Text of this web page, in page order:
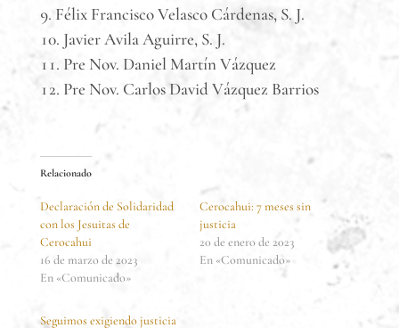
Félix Francisco Velasco Cárdenas, S. J.
Javier Avila Aguirre, S. J.
Pre Nov. Daniel Martín Vázquez
Pre Nov. Carlos David Vázquez Barrios
Relacionado
Declaración de Solidaridad
con los Jesuitas de
Cerocahui
16 de marzo de 2023
En «Comunicado»
Cerocahui: 7 meses sin
justicia
20 de enero de 2023
En «Comunicado»
Seguimos exigiendo justicia